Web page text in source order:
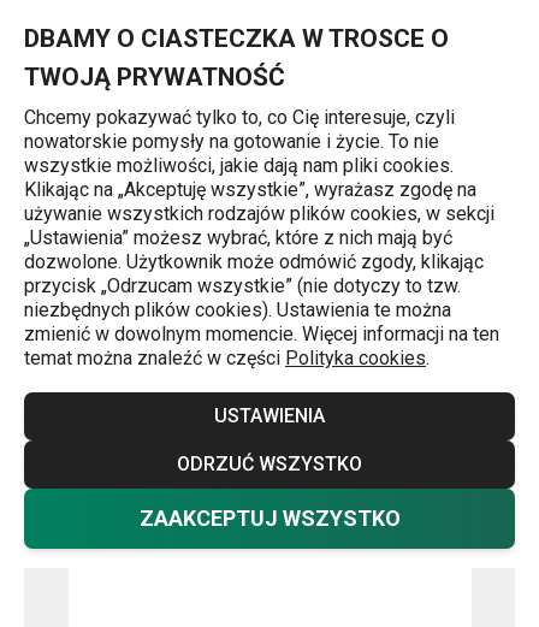
DBAMY O CIASTECZKA W TROSCE O
TWOJĄ PRYWATNOŚĆ
Chcemy pokazywać tylko to, co Cię interesuje, czyli
nowatorskie pomysły na gotowanie i życie. To nie
wszystkie możliwości, jakie dają nam pliki cookies.
Klikając na „Akceptuję wszystkie”, wyrażasz zgodę na
używanie wszystkich rodzajów plików cookies, w sekcji
„Ustawienia” możesz wybrać, które z nich mają być
dozwolone. Użytkownik może odmówić zgody, klikając
przycisk „Odrzucam wszystkie” (nie dotyczy to tzw.
niezbędnych plików cookies). Ustawienia te można
zmienić w dowolnym momencie. Więcej informacji na ten
temat można znaleźć w części Polityka cookies.
USTAWIENIA
ODRZUĆ WSZYSTKO
ZAAKCEPTUJ WSZYSTKO
Noże do chleba i pieczywa
Nóż do pieczywa PRESTO 16 cm